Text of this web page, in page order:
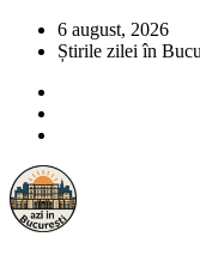
6 august, 2026
Știrile zilei în